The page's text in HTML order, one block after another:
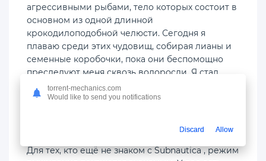
агрессивными рыбами, тело которых состоит в
основном из одной длинной
крокодилоподобной челюсти. Сегодня я
плаваю среди этих чудовищ, собирая лианы и
семенные коробочки, пока они беспомощно
преследуют меня сквозь водоросли. Я стал
опытным собирателем, пройдя путь от идиота
без штанов до Тома Хэнкса в третьем акте
Для тех, кто ещё не знаком с Subnautica , режим
torrent-mechanics.com
Would like to send you notifications
Discard Allow